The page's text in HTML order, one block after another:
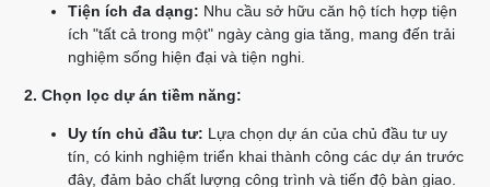
Tiện ích đa dạng: Nhu cầu sở hữu căn hộ tích hợp tiện
ích "tất cả trong một" ngày càng gia tăng, mang đến trải
nghiệm sống hiện đại và tiện nghi.
2. Chọn lọc dự án tiềm năng:
Uy tín chủ đầu tư: Lựa chọn dự án của chủ đầu tư uy
tín, có kinh nghiệm triển khai thành công các dự án trước
đây, đảm bảo chất lượng công trình và tiến độ bàn giao.